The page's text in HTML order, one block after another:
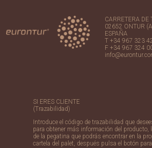
CARRETERA DE
02652 ONTUR
ESPAÑA
T +34 967 323
F +34 967 324
SI ERES CLIENTE
(Trazabilidad)
Introduce el código de trazabilidad que
para obtener más información del producto,
de la pegatina que podrás encontrar en la
cartela del palet, después pulsa el botón